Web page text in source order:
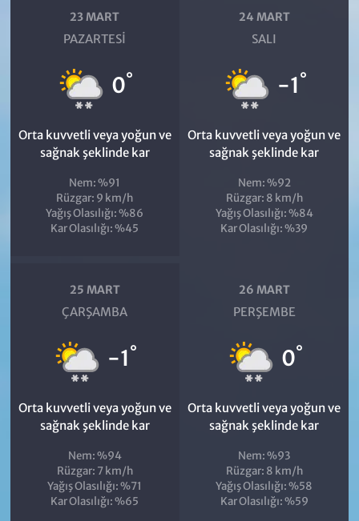
23 MART
PAZARTESI
0°
Orta kuvvetli veya yoğun ve
sağnak şeklinde kar
Nem: %91
Rüzgar: 9 km/h
Yağış Olasılığı: %86
Kar Olasılığı: %45
24 MART
SALI
-1°
Orta kuvvetli veya yoğun ve
sağnak şeklinde kar
Nem: %92
Rüzgar: 8 km/h
Yağış Olasılığı: %84
Kar Olasılığı: %39
25 MART
ÇARŞAMBA
-1°
Orta kuvvetli veya yoğun ve
sağnak şeklinde kar
Nem: %94
Rüzgar: 7 km/h
Yağış Olasılığı: %71
Kar Olasılığı: %65
26 MART
PERŞEMBE
0°
Orta kuvvetli veya yoğun ve
sağnak şeklinde kar
Nem: %93
Rüzgar: 8 km/h
Yağış Olasılığı: %58
Kar Olasılığı: %59